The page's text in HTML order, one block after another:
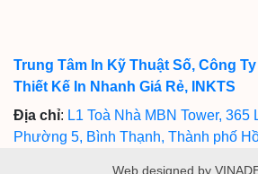
Trung Tâm In Kỹ Thuật Số, Công
Thiết Kế In Nhanh Giá Rẻ, INKTS
Địa chỉ: L1 Toà Nhà MBN Tower, 365
Phường 5, Bình Thạnh, Thành phố
Web designed by